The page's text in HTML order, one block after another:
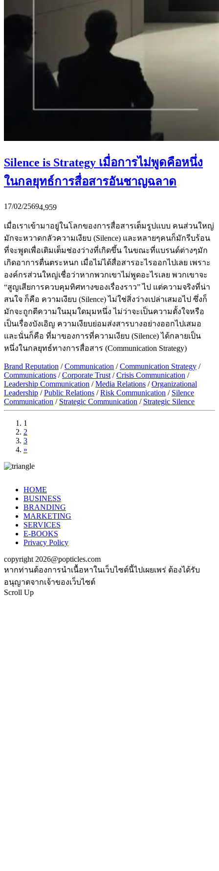
Silence is Strategy เมื่อการไม่พูดคือหนึ่ง
ในกลยุทธ์การสื่อสารอันชาญฉลาด
17/02/25694,959
เมื่อเราเข้ามาอยู่ในโลกของการสื่อสารเต็มรูปแบบ คนส่วนใหญ่
มักจะหวาดกลัวความเงียบ (Silence) และหลายๆคนก็มักรีบร้อน
ที่จะพูดเพื่อเติมเต็มช่องว่างที่เกิดขึ้น ในขณะที่แบรนด์ต่างๆมัก
เกิดอาการตื่นตระหนก เมื่อไม่ได้สื่อสารอะไรออกไปเลย เพราะ
องค์กรส่วนใหญ่เชื่อว่าหากพวกเขาไม่พูดอะไรเลย พวกเขาจะ
“สูญเสียการควบคุมทิศทางของเรื่องราว” ไป แต่ความจริงที่น่า
สนใจ ก็คือ ความเงียบ (Silence) ไม่ใช่สิ่งว่างเปล่าเสมอไป ซึ่งก็
มักจะถูกตีความในมุมใดมุมหนึ่ง ไม่ว่าจะเป็นความตั้งใจหรือ
เป็นเรื่องบังเอิญ ความเงียบย่อมส่งสารบางอย่างออกไปเสมอ
และนั่นก็คือ ที่มาของการที่ความเงียบ (Silence) ได้กลายเป็น
หนึ่งในกลยุทธ์ทางการสื่อสาร (Communication Strategy)
Brand Reputation /Communication /Communication Strategy /
Communications /Corporate Trust /Crisis Communication /
Leadership Communication /Media Relations /Organizational
Leadership /Public Relations /Risk Communication / Silence
Communication / Strategic Communication / Strategic Silence
1
2
3
»
HOME
BUSINESS
BRANDING
MARKETING
SERVICES
E-BOOKS
Privacy Policy
copyright 2026@popticles.com
หากท่านต้องการนำเนื้อหาในเว็บไซต์นี้ไปเผยเพร่ ต้องได้รับ
อนุญาตจากเจ้าของเว็บไซต์
Scroll Up